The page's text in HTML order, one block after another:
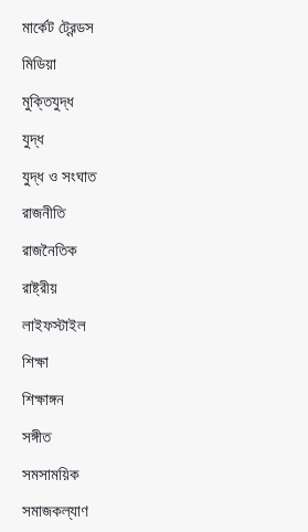
মার্কেট ট্রেন্ডস
মিডিয়া
মুক্তিযুদ্ধ
যুদ্ধ
যুদ্ধ ও সংঘাত
রাজনীতি
রাজনৈতিক
রাষ্ট্রীয়
লাইফস্টাইল
শিক্ষা
শিক্ষাঙ্গন
সঙ্গীত
সমসাময়িক
সমাজকল্যাণ